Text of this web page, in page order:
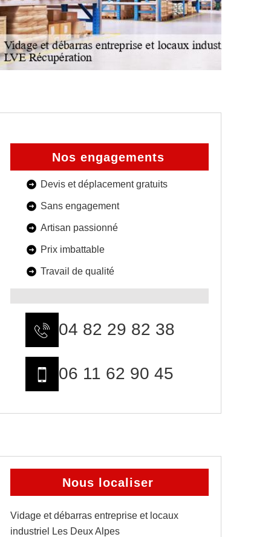
Nos engagements
Devis et déplacement gratuits
Sans engagement
Artisan passionné
Prix imbattable
Travail de qualité
04 82 29 82 38
06 11 62 90 45
Nous localiser
Vidage et débarras entreprise et locaux
industriel Les Deux Alpes